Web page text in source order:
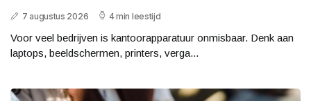
7 augustus 2026 4 min leestijd
Voor veel bedrijven is kantoorapparatuur onmisbaar. Denk aan
laptops, beeldschermen, printers, verga...